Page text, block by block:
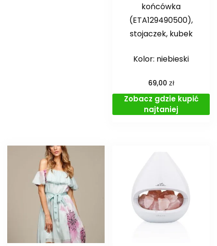
końcówka
(ETA129490500),
stojaczek, kubek
Kolor: niebieski
69,00 zł
Zobacz gdzie kupić
najtaniej